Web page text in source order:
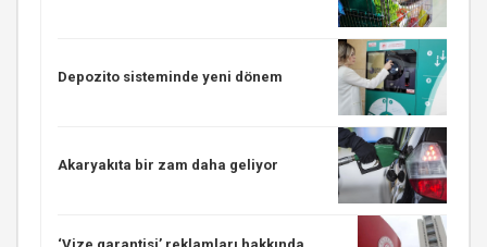
Depozito sisteminde yeni dönem
Akaryakıta bir zam daha geliyor